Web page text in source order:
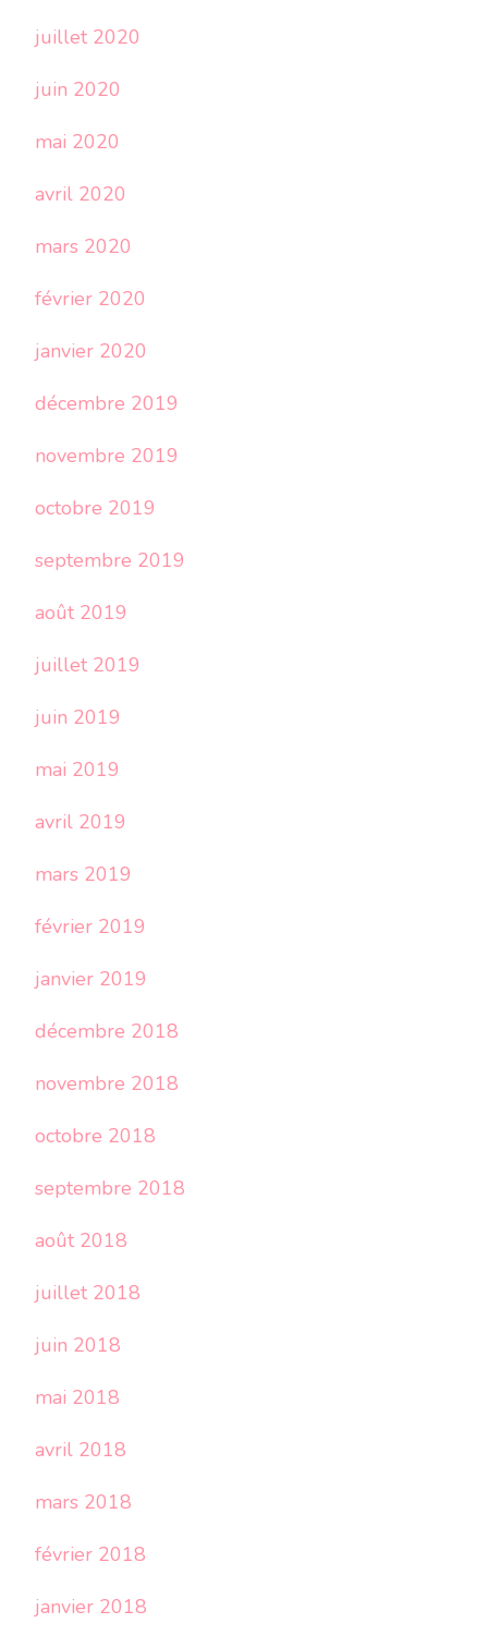
juillet 2020
juin 2020
mai 2020
avril 2020
mars 2020
février 2020
janvier 2020
décembre 2019
novembre 2019
octobre 2019
septembre 2019
août 2019
juillet 2019
juin 2019
mai 2019
avril 2019
mars 2019
février 2019
janvier 2019
décembre 2018
novembre 2018
octobre 2018
septembre 2018
août 2018
juillet 2018
juin 2018
mai 2018
avril 2018
mars 2018
février 2018
janvier 2018